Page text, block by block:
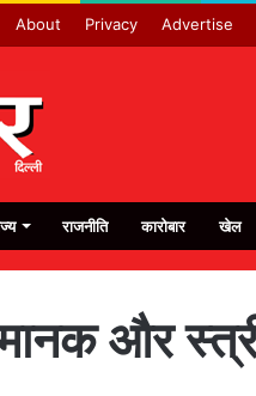
About Privacy Advertise
राजनीति कारोबार खेल
और